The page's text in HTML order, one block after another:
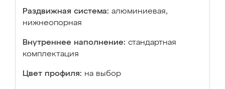
Раздвижная система: алюминиевая,
нижнеопорная
Внутреннее наполнение: стандартная
комплектация
Цвет профиля: на выбор